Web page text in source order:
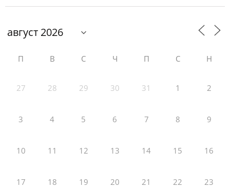
П В С Ч П С Н
27 28 29 30 31 1 2
3 4 5 6 7 8 9
10 11 12 13 14 15 16
17 18 19 20 21 22 23